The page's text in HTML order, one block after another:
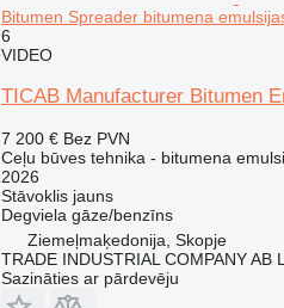
Bitumen Spreader bitumena
6
VIDEO
TICAB Manufacturer Bitumen
7 200 € Bez PVN
Ceļu būves tehnika - bitumena
2026
Stāvoklisjauns
Degviela gāze/benzīns
Ziemeļmaķedonija, Skopje
TRADE INDUSTRIAL COMPANY AB
Sazināties ar pārdevēju